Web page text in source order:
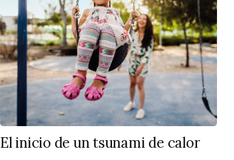
El inicio de un tsunami de calor